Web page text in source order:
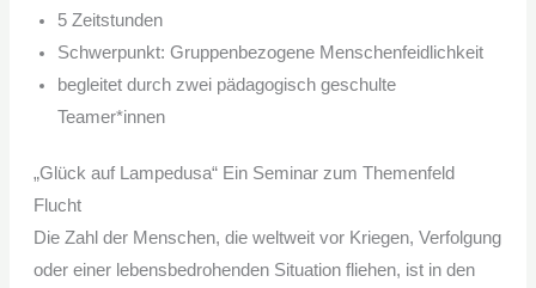
5 Zeitstunden
Schwerpunkt: Gruppenbezogene Menschenfeidlichkeit
begleitet durch zwei pädagogisch geschulte
Teamer*innen
„Glück auf Lampedusa“ Ein Seminar zum Themenfeld
Flucht
Die Zahl der Menschen, die weltweit vor Kriegen, Verfolgung
oder einer lebensbedrohenden Situation fliehen, ist in den